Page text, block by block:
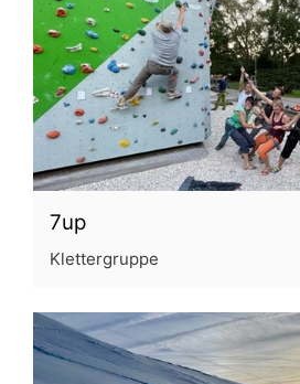
7up
Klettergruppe